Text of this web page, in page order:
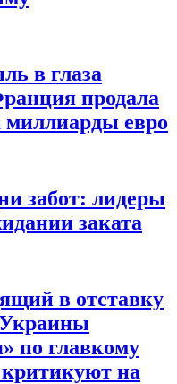
в глаза
продала
миллиарды евро
забот: лидеры
заката
в отставку
по главкому
на